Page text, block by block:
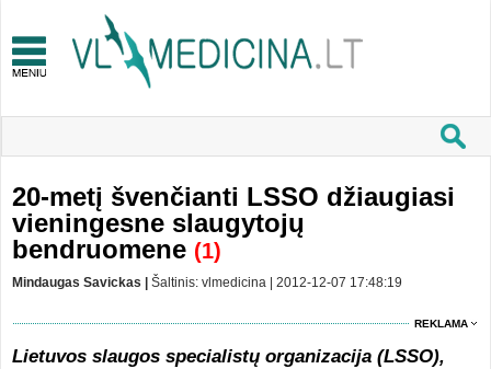
20-metį švenčianti LSSO džiaugiasi
vieningesne slaugytojų
bendruomene (1)
Mindaugas Savickas | Šaltinis: vlmedicina | 2012-12-07 17:48:19
REKLAMA
Lietuvos slaugos specialistų organizacija (LSSO),